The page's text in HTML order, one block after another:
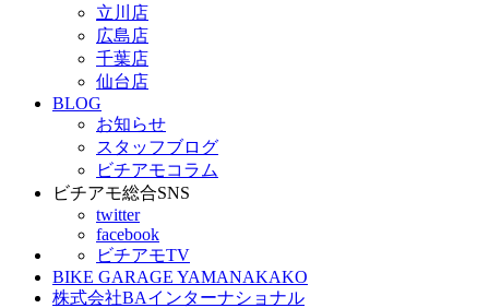
立川店
広島店
千葉店
仙台店
BLOG
お知らせ
スタッフブログ
ビチアモコラム
ビチアモ総合SNS
twitter
facebook
ビチアモTV
BIKE GARAGE YAMANAKAKO
株式会社BAインターナショナル